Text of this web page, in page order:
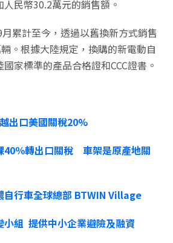
民幣30.2萬元的銷售額。
累計至今，透過以舊換新方式銷售
。根據大陸規定，換購的新電動自
家標準的產品合格證和CCC證書。
出口美國關稅20%
40％轉出口關稅 車架是原產地關
自行車全球總部 BTWIN Village
小組 提供中小企業避險及融資